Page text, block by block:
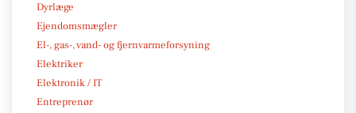
Dyrlæge
Ejendomsmægler
El-, gas-, vand- og fjernvarmeforsyning
Elektriker
Elektronik / IT
Entreprenør